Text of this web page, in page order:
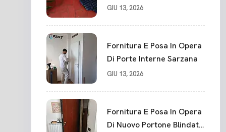
Misura In PVC, Panello
Punti La Spezia
GIU 13, 2026
Fornitura E Posa In Opera
Di Porte Interne Sarzana
GIU 13, 2026
Fornitura E Posa In Opera
Di Nuovo Portone Blindato